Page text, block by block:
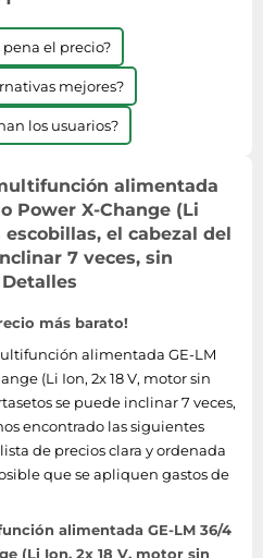
pena el precio?
mejores?
los usuarios?
alimentada
Power X-Change (Li
escobillas, el cabezal del
7 veces, sin
más barato!
alimentada GE-LM
(Li Ion, 2x 18 V, motor sin
se puede inclinar 7 veces,
encontrado las siguientes
de precios clara y ordenada
que se apliquen gastos de
alimentada GE-LM 36/4
(Li Ion, 2x 18 V, motor sin